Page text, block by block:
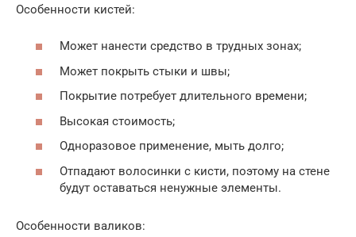
Особенности кистей:
Может нанести средство в трудных зонах;
Может покрыть стыки и швы;
Покрытие потребует длительного времени;
Высокая стоимость;
Одноразовое применение, мыть долго;
Отпадают волосинки с кисти, поэтому на стене
будут оставаться ненужные элементы.
Особенности валиков: